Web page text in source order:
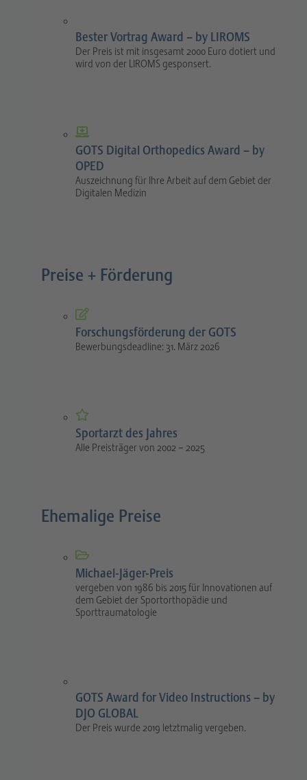
Bester Vortrag Award – by LIROMS
Der Preis ist mit insgesamt 2000 Euro dotiert und
wird von der LIROMS gesponsert.
GOTS Digital Orthopedics Award – by
OPED
Auszeichnung für Ihre Arbeit auf dem Gebiet der
Digitalen Medizin
Preise + Förderung
Forschungsförderung der GOTS
Bewerbungsdeadline: 31. März 2026
Sportarzt des Jahres
Alle Preisträger von 2002 – 2025
Ehemalige Preise
Michael-Jäger-Preis
vergeben von 1986 bis 2015 für Innovationen auf
dem Gebiet der Sportorthopädie und
Sporttraumatologie
GOTS Award for Video Instructions – by
DJO GLOBAL
Der Preis wurde 2019 letztmalig vergeben.